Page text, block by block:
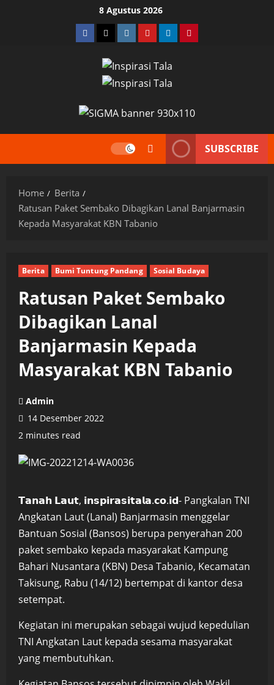
8 Agustus 2026
Facebook
TwitterInstagram
YouTubeLinkedInPinterest
SUBSCRIBE
Home
Berita
Ratusan Paket Sembako Dibagikan Lanal Banjarmasin
Kepada Masyarakat KBN Tabanio
Berita Bumi Tuntung Pandang Sosial Budaya
Ratusan Paket Sembako
Dibagikan Lanal
Banjarmasin Kepada
Masyarakat KBN Tabanio
Admin
14 Desember 2022
2 minutes read
𝗧𝗮𝗻𝗮𝗵 𝗟𝗮𝘂𝘁, 𝗶𝗻𝘀𝗽𝗶𝗿𝗮𝘀𝗶𝘁𝗮𝗹𝗮.𝗰𝗼.𝗶𝗱- Pangkalan TNI
Angkatan Laut (Lanal) Banjarmasin menggelar
Bantuan Sosial (Bansos) berupa penyerahan 200
paket sembako kepada masyarakat Kampung
Bahari Nusantara (KBN) Desa Tabanio, Kecamatan
Takisung, Rabu (14/12) bertempat di kantor desa
setempat.
Kegiatan ini merupakan sebagai wujud kepedulian
TNI Angkatan Laut kepada sesama masyarakat
yang membutuhkan.